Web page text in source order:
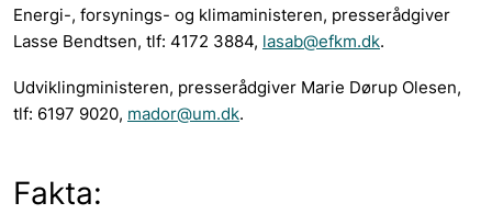
Energi-, forsynings- og klimaministeren, presserådgiver
Lasse Bendtsen, tlf: 4172 3884, lasab@efkm.dk.
Udviklingministeren, presserådgiver Marie Dørup Olesen,
tlf: 6197 9020, mador@um.dk.
Fakta: